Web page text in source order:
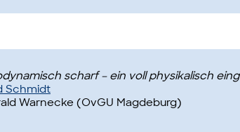
scharf – ein voll physikalisch
Schmidt
Warnecke (OvGU Magdeburg)